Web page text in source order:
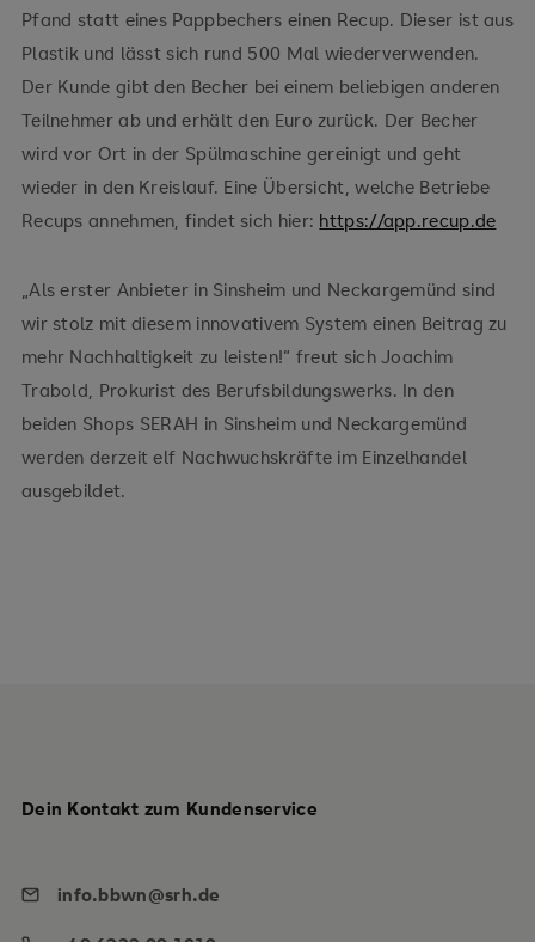
Pfand statt eines Pappbechers einen Recup. Dieser ist aus
Plastik und lässt sich rund 500 Mal wiederverwenden.
Der Kunde gibt den Becher bei einem beliebigen anderen
Teilnehmer ab und erhält den Euro zurück. Der Becher
wird vor Ort in der Spülmaschine gereinigt und geht
wieder in den Kreislauf. Eine Übersicht, welche Betriebe
Recups annehmen, findet sich hier: https://app.recup.de
„Als erster Anbieter in Sinsheim und Neckargemünd sind
wir stolz mit diesem innovativem System einen Beitrag zu
mehr Nachhaltigkeit zu leisten!“ freut sich Joachim
Trabold, Prokurist des Berufsbildungswerks. In den
beiden Shops SERAH in Sinsheim und Neckargemünd
werden derzeit elf Nachwuchskräfte im Einzelhandel
ausgebildet.
Dein Kontakt zum Kundenservice
info.bbwn@srh.de